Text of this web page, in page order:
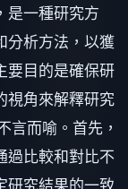
是一種研究方
分析方法，以獲
要目的是確保研
視角來解釋研究
言而喻。首先，
過比較和對比不
研究結果的一致